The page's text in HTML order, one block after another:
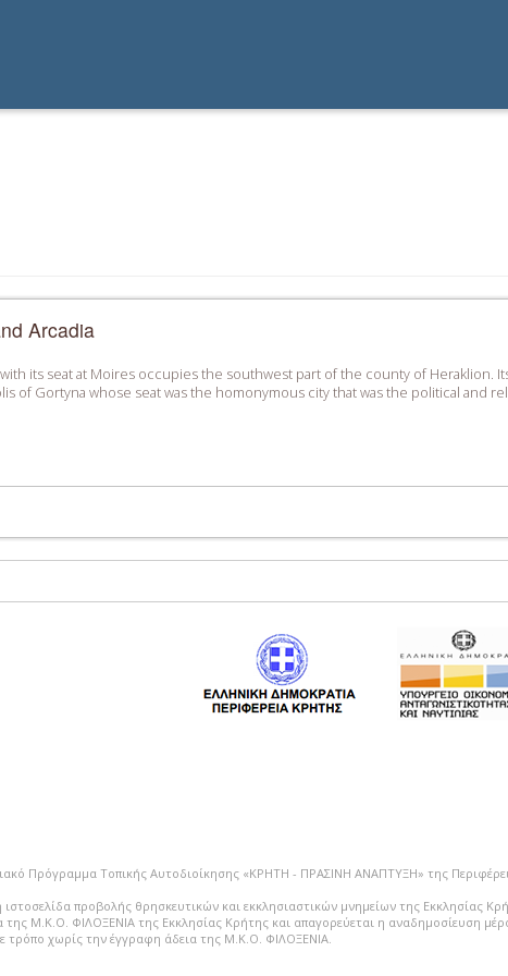
Arcadia
its seat at Moires ­occupies the southwest part of the county of Heraklion.
of Gortyna whose seat was the homonymous city that was the political and
Πρόγραμμα Τοπικής Αυτοδιοίκησης «ΚΡΗΤΗ - ΠΡΑΣΙΝΗ ΑΝΑΠΤΥΞΗ» της
προβολής θρησκευτικών και εκκλησιαστικών μνημείων της Εκκλησίας
της Μ.Κ.Ο. ΦΙΛΟΞΕΝΙΑ της Εκκλησίας Κρήτης και απαγορεύεται η αναδημοσίευση
τρόπο χωρίς την έγγραφη άδεια της Μ.Κ.Ο. ΦΙΛΟΞΕΝΙΑ.